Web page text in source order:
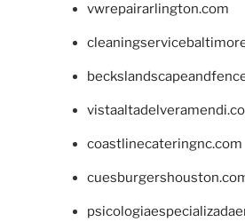
vwrepairarlington.com
coastlinecateringnc.com